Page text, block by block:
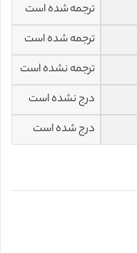
ترجمه شده است
ترجمه شده است
ترجمه نشده است
درج نشده است
درج شده است